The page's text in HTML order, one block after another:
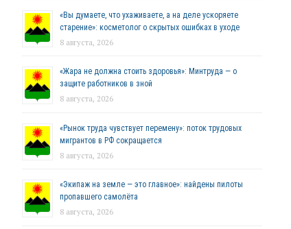
«Вы думаете, что ухаживаете, а на деле ускоряете
старение»: косметолог о скрытых ошибках в уходе
8 августа, 2026
«Жара не должна стоить здоровья»: Минтруда — о
защите работников в зной
8 августа, 2026
«Рынок труда чувствует перемену»: поток трудовых
мигрантов в РФ сокращается
8 августа, 2026
«Экипаж на земле — это главное»: найдены пилоты
пропавшего самолёта
8 августа, 2026